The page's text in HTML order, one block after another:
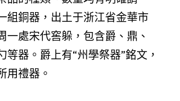
組銅器，出土于浙江省金華市
一處宋代窖躲，包含爵、鼎、
等器。爵上有“州學祭器”銘文，
用禮器。